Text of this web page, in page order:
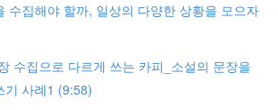
수집해야 할까, 일상의 다양한 상황을 모으자
수집으로 다르게 쓰는 카피_소설의 문장을
기 사례1 (9:58)